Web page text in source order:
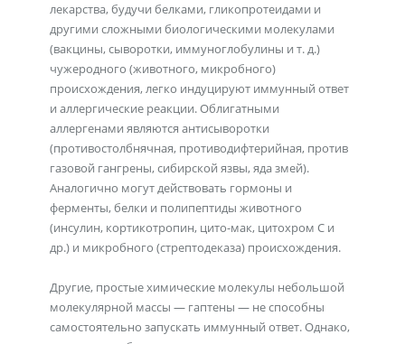
лекарства, будучи белками, гликопротеидами и
другими сложными биологическими молекулами
(вакцины, сыворотки, иммуноглобулины и т. д.)
чужеродного (животного, микробного)
происхождения, легко индуцируют иммунный ответ
и аллергические реакции. Облигатными
аллергенами являются антисыворотки
(противостолбнячная, противодифтерийная, против
газовой гангрены, сибирской язвы, яда змей).
Аналогично могут действовать гормоны и
ферменты, белки и полипептиды животного
(инсулин, кортикотропин, цито-мак, цитохром С и
др.) и микробного (стрептодеказа) происхождения.
Другие, простые химические молекулы небольшой
молекулярной массы — гаптены — не способны
самостоятельно запускать иммунный ответ. Однако,